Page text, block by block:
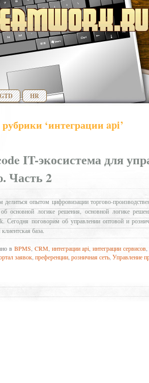
GTD HR
‘интеграции api’
IT-экосистема для
Часть 2
делиться опытом цифровизации торгово-
об основной логике решения, основной логике
Сегодня поговорим об управлении оптовой и
база.
в BPMS CRM интеграции api ,интеграции сервисов
заявок преференции розничная сеть Управление